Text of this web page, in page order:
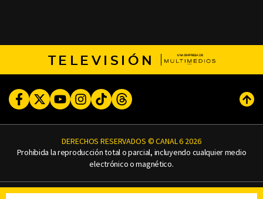
TELEVISIÓN
FacebookTwitterYoutubeInstagram
TikTokThreads
DERECHOS RESERVADOS © CANAL 6 2026
Prohibida la reproducción total o parcial, incluyendo cualquier medio
electrónico o magnético.